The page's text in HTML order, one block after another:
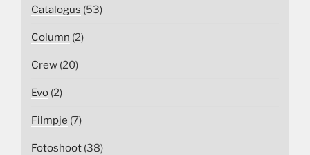
Catalogus (53)
Column (2)
Crew (20)
Evo (2)
Filmpje (7)
Fotoshoot (38)